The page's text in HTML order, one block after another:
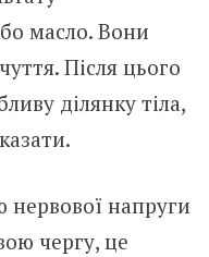
масло. Вони
Після цього
ділянку тіла,
нервової напруги
чергу, це